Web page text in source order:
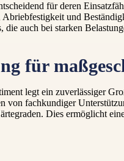
für deren
und
die auch bei starken
für
legt ein zuverlässiger
von fachkundiger
Dies ermöglicht